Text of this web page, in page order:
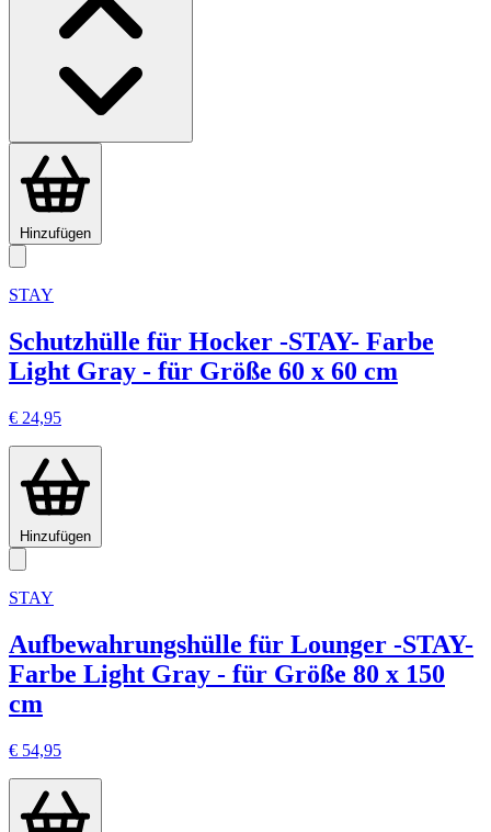
Hinzufügen
STAY
Schutzhülle für Hocker -STAY- Farbe
Light Gray - für Größe 60 x 60 cm
€ 24,95
Hinzufügen
STAY
Aufbewahrungshülle für Lounger -STAY-
Farbe Light Gray - für Größe 80 x 150
cm
€ 54,95